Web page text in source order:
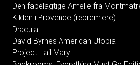
Den fabelagtige Amelie fra
Kilden i Provence (repremiere)
Dracula
David Byrnes American Utopia
Project Hail Mary